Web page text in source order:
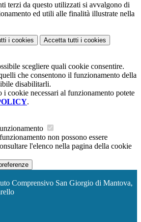
terzi da questo utilizzati si avvalgono di
ed utili alle finalità illustrate nella
i cookies Accetta tutti i cookies
scegliere quali cookie consentire.
che consentono il funzionamento della
disabilitarli.
i cookie necessari al funzionamento potete
.
non possono essere
l'elenco nella pagina della cookie
Comprensivo San Giorgio di Mantova,